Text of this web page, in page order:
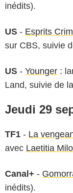
inédits).
US - Esprits
sur CBS, suivie
US - Younger :
Land, suivie de
Jeudi 29
TF1 - La
avec Laetitia
Canal+ -
inédits).